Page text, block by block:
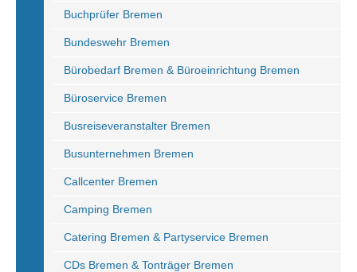
Buchprüfer Bremen
Bundeswehr Bremen
Bürobedarf Bremen & Büroeinrichtung Bremen
Büroservice Bremen
Busreiseveranstalter Bremen
Busunternehmen Bremen
Callcenter Bremen
Camping Bremen
Catering Bremen & Partyservice Bremen
CDs Bremen & Tonträger Bremen